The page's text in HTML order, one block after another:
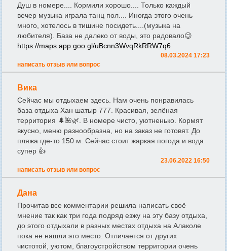
Душ в номере.... Кормили хорошо.... Только каждый
вечер музыка играла танц пол.... Иногда этого очень
много, хотелось в тишине посидеть....(музыка на
любителя). База не далеко от воды, это радовало😉
https://maps.app.goo.gl/uBcnn3WvqRkRRW7q6
08.03.2024 17:23
написать отзыв или вопрос
Вика
Сейчас мы отдыхаем здесь. Нам очень понравилась
база отдыха Хан шатыр 777. Красивая, зелёная
территория 🌲🌺🌿. В номере чисто, уютненько. Кормят
вкусно, меню разнообразна, но на заказ не готовят. До
пляжа где-то 150 м. Сейчас стоит жаркая погода и вода
супер 👍
23.06.2022 16:50
написать отзыв или вопрос
Дана
Прочитав все комментарии решила написать своё
мнение так как три года подряд езжу на эту базу отдыха,
до этого отдыхали в разных местах отдыха на Алаколе
пока не нашли это место. Отличается от других
чистотой, уютом, благоустройством территории очень